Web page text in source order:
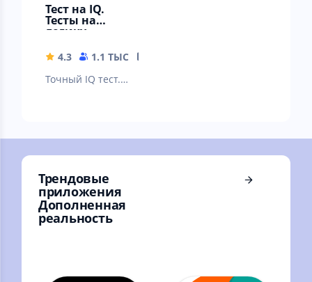
Тест на IQ.
Тесты на
логику.
4.3 1.1 ТЫС
Точный IQ тест.
коэффициент
интеллекта.
Трендовые
приложения
Дополненная
реальность